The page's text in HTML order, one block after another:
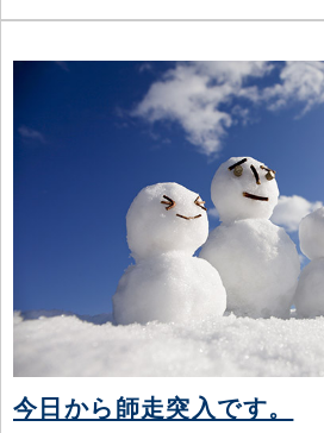
今日から師走突入です。